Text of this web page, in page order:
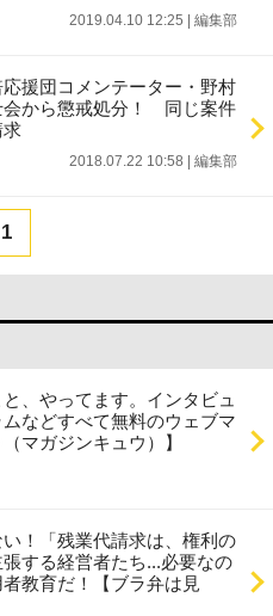
2019.04.10 12:25 編集部
応援団コメンテーター・野村
会から懲戒処分！ 同じ案件
求
2018.07.22 10:58 編集部
1
、やってます。インタビュ
などすべて無料のウェブマ
マガジンキュウ）】
！「残業代請求は、権利の
する経営者たち...必要なの
教育だ！【ブラ弁は見